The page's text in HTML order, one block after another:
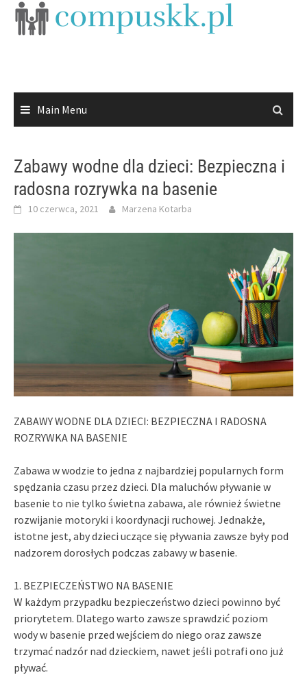
Skip
Main Menu
Zabawy wodne dla dzieci: Bezpieczna i
radosna rozrywka na basenie
10 czerwca, 2021 Marzena Kotarba
ZABAWY WODNE DLA DZIECI: BEZPIECZNA I RADOSNA
ROZRYWKA NA BASENIE
Zabawa w wodzie to jedna z najbardziej popularnych form
spędzania czasu przez dzieci. Dla maluchów pływanie w
basenie to nie tylko świetna zabawa, ale również świetne
rozwijanie motoryki i koordynacji ruchowej. Jednakże,
istotne jest, aby dzieci uczące się pływania zawsze były pod
nadzorem dorosłych podczas zabawy w basenie.
1. BEZPIECZEŃSTWO NA BASENIE
W każdym przypadku bezpieczeństwo dzieci powinno być
priorytetem. Dlatego warto zawsze sprawdzić poziom
wody w basenie przed wejściem do niego oraz zawsze
trzymać nadzór nad dzieckiem, nawet jeśli potrafi ono już
pływać.